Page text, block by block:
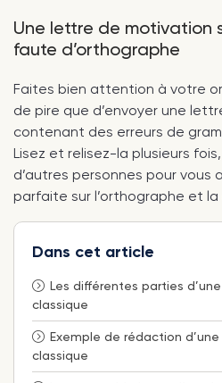
Dans cet article
Les différentes parties
classique
Exemple de rédaction
classique
Une lettre de motivation
faute d’orthographe
Faites bien attention à votre
de pire que d’envoyer une
contenant des erreurs de
Lisez et relisez-la plusieurs
d’autres personnes pour vous
parfaite sur l’orthographe et la